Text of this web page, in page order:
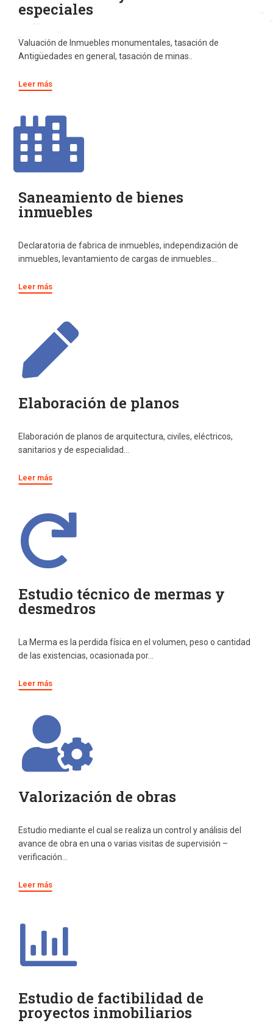
especiales
Valuación de Inmuebles monumentales, tasación de
Antigüedades en general, tasación de minas..
Leer más
Saneamiento de bienes
inmuebles
Declaratoria de fabrica de inmuebles, independización de
inmuebles, levantamiento de cargas de inmuebles…
Leer más
Elaboración de planos
Elaboración de planos de arquitectura, civiles, eléctricos,
sanitarios y de especialidad…
Leer más
Estudio técnico de mermas y
desmedros
La Merma es la perdida física en el volumen, peso o cantidad
de las existencias, ocasionada por…
Leer más
Valorización de obras
Estudio mediante el cual se realiza un control y análisis del
avance de obra en una o varias visitas de supervisión –
verificación…
Leer más
Estudio de factibilidad de
proyectos inmobiliarios